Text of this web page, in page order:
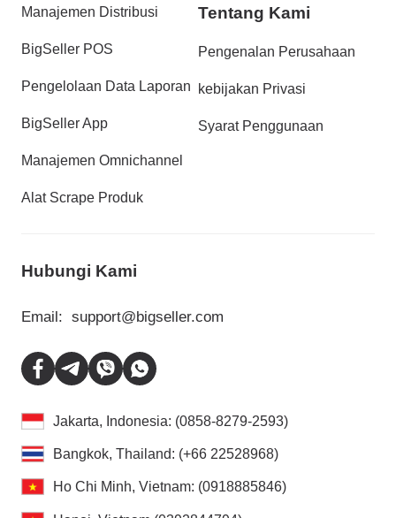
Manajemen Distribusi
BigSeller POS
Pengelolaan Data Laporan
BigSeller App
Manajemen Omnichannel
Alat Scrape Produk
Tentang Kami
Pengenalan Perusahaan
kebijakan Privasi
Syarat Penggunaan
Hubungi Kami
Email: support@bigseller.com
Jakarta, Indonesia: (0858-8279-2593)
Bangkok, Thailand: (+66 22528968)
Ho Chi Minh, Vietnam: (0918885846)